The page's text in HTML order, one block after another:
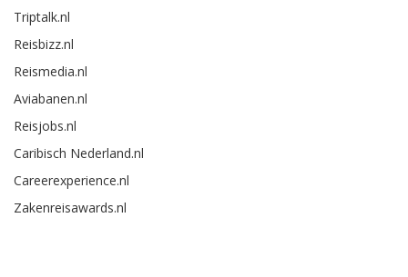
Triptalk.nl
Reisbizz.nl
Reismedia.nl
Aviabanen.nl
Reisjobs.nl
Caribisch Nederland.nl
Careerexperience.nl
Zakenreisawards.nl